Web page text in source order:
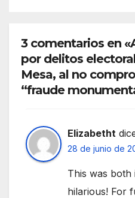
3 comentarios en
por delitos
Mesa, al no
“fraude
Elizabetht
28 de junio de
This was
hilarious! For